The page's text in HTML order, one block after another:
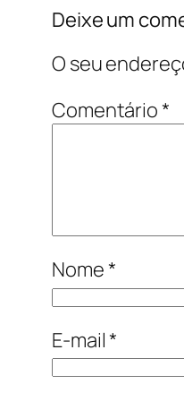
Deixe um
O seu
Comentário*
Nome*
E-mail*